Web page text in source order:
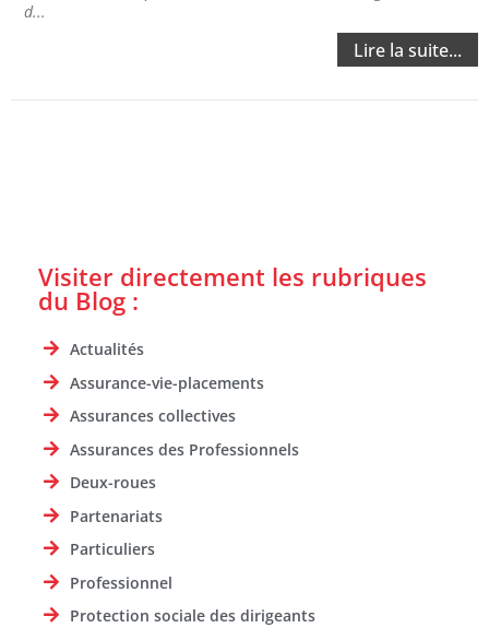
d...
Lire la suite...
Visiter directement les rubriques
du Blog :
Actualités
Assurance-vie-placements
Assurances collectives
Assurances des Professionnels
Deux-roues
Partenariats
Particuliers
Professionnel
Protection sociale des dirigeants